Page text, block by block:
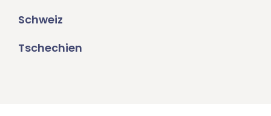
Schweiz
Tschechien